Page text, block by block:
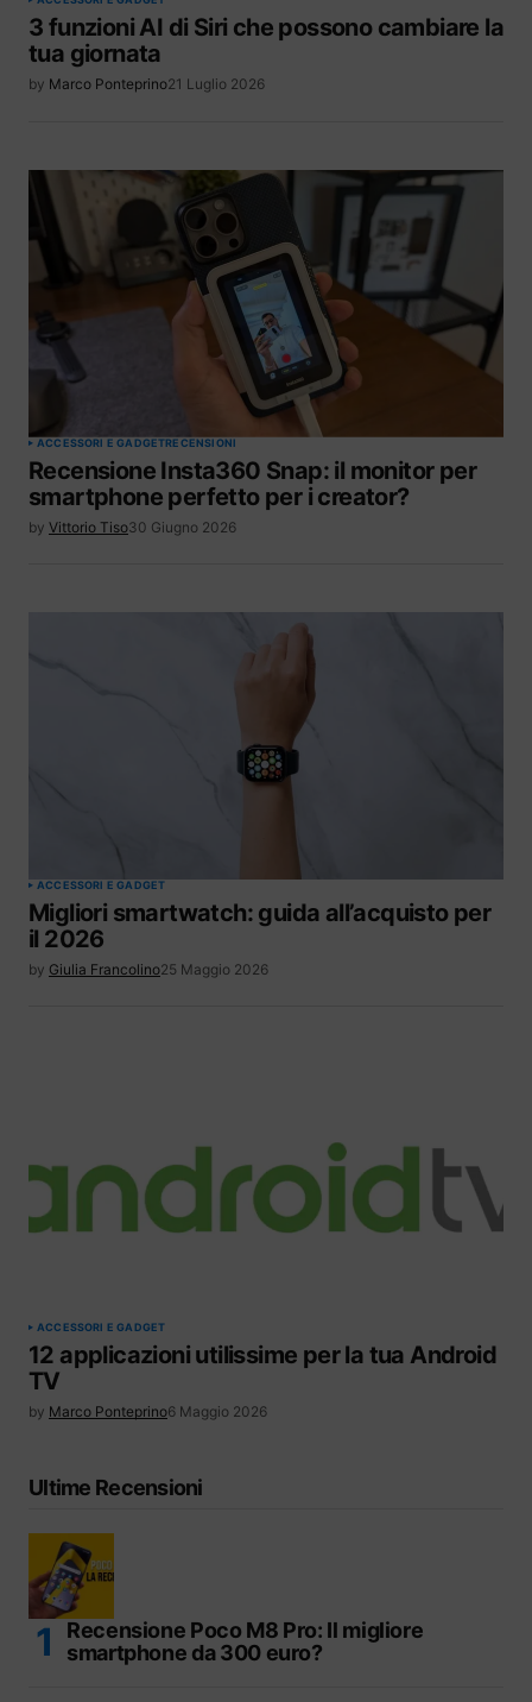
3 funzioni AI di Siri che possono cambiare la
tua giornata
by Marco Ponteprino21 Luglio 2026
ACCESSORI E GADGETRECENSIONI
Recensione Insta360 Snap: il monitor per
smartphone perfetto per i creator?
by Vittorio Tiso30 Giugno 2026
ACCESSORI E GADGET
Migliori smartwatch: guida all’acquisto per
il 2026
by Giulia Francolino25 Maggio 2026
ACCESSORI E GADGET
12 applicazioni utilissime per la tua Android
TV
by Marco Ponteprino6 Maggio 2026
Ultime Recensioni
Recensione Poco M8 Pro: Il migliore
smartphone da 300 euro?